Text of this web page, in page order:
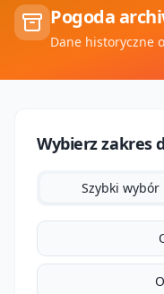
Pogoda
Dane historyczne
Wybierz zakres
Szybki wybór